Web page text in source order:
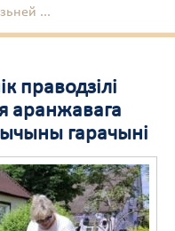
...
праводзілі
аранжавага
гарачыні